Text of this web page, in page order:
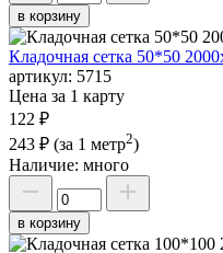
в корзину
Кладочная сетка 50*50
артикул: 5715
Цена за 1 карту
122 ₽
243 ₽ (за 1 метр2)
Наличие: много
в корзину